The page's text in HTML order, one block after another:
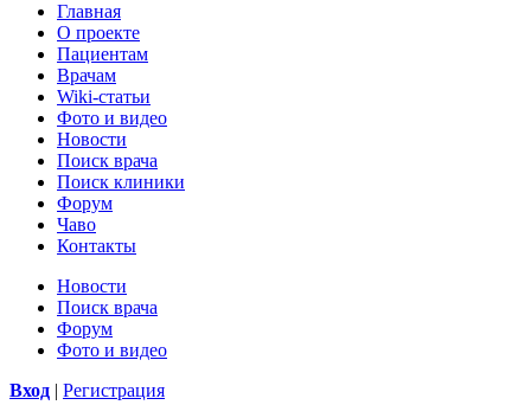
Главная
О проекте
Пациентам
Врачам
Wiki-статьи
Фото и видео
Новости
Поиск врача
Поиск клиники
Форум
Чаво
Контакты
Новости
Поиск врача
Форум
Фото и видео
Вход | Регистрация